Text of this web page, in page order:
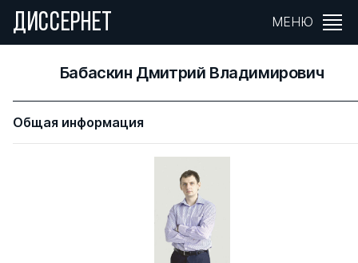
ДИССЕРНЕТ МЕНЮ
Бабаскин Дмитрий Владимирович
Общая информация